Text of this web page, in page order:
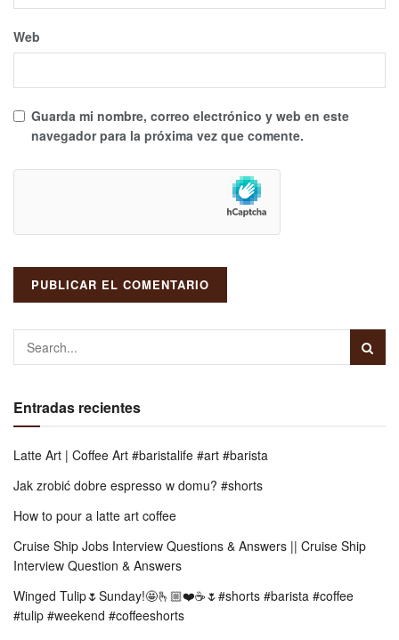
Web
Guarda mi nombre, correo electrónico y web en este
navegador para la próxima vez que comente.
Entradas recientes
Latte Art | Coffee Art #baristalife #art #barista
Jak zrobić dobre espresso w domu? #shorts
How to pour a latte art coffee
Cruise Ship Jobs Interview Questions & Answers || Cruise Ship
Interview Question & Answers
Winged Tulip🌷Sunday!🤩🫰🏼❤️☕️🌷#shorts #barista #coffee
#tulip #weekend #coffeeshorts